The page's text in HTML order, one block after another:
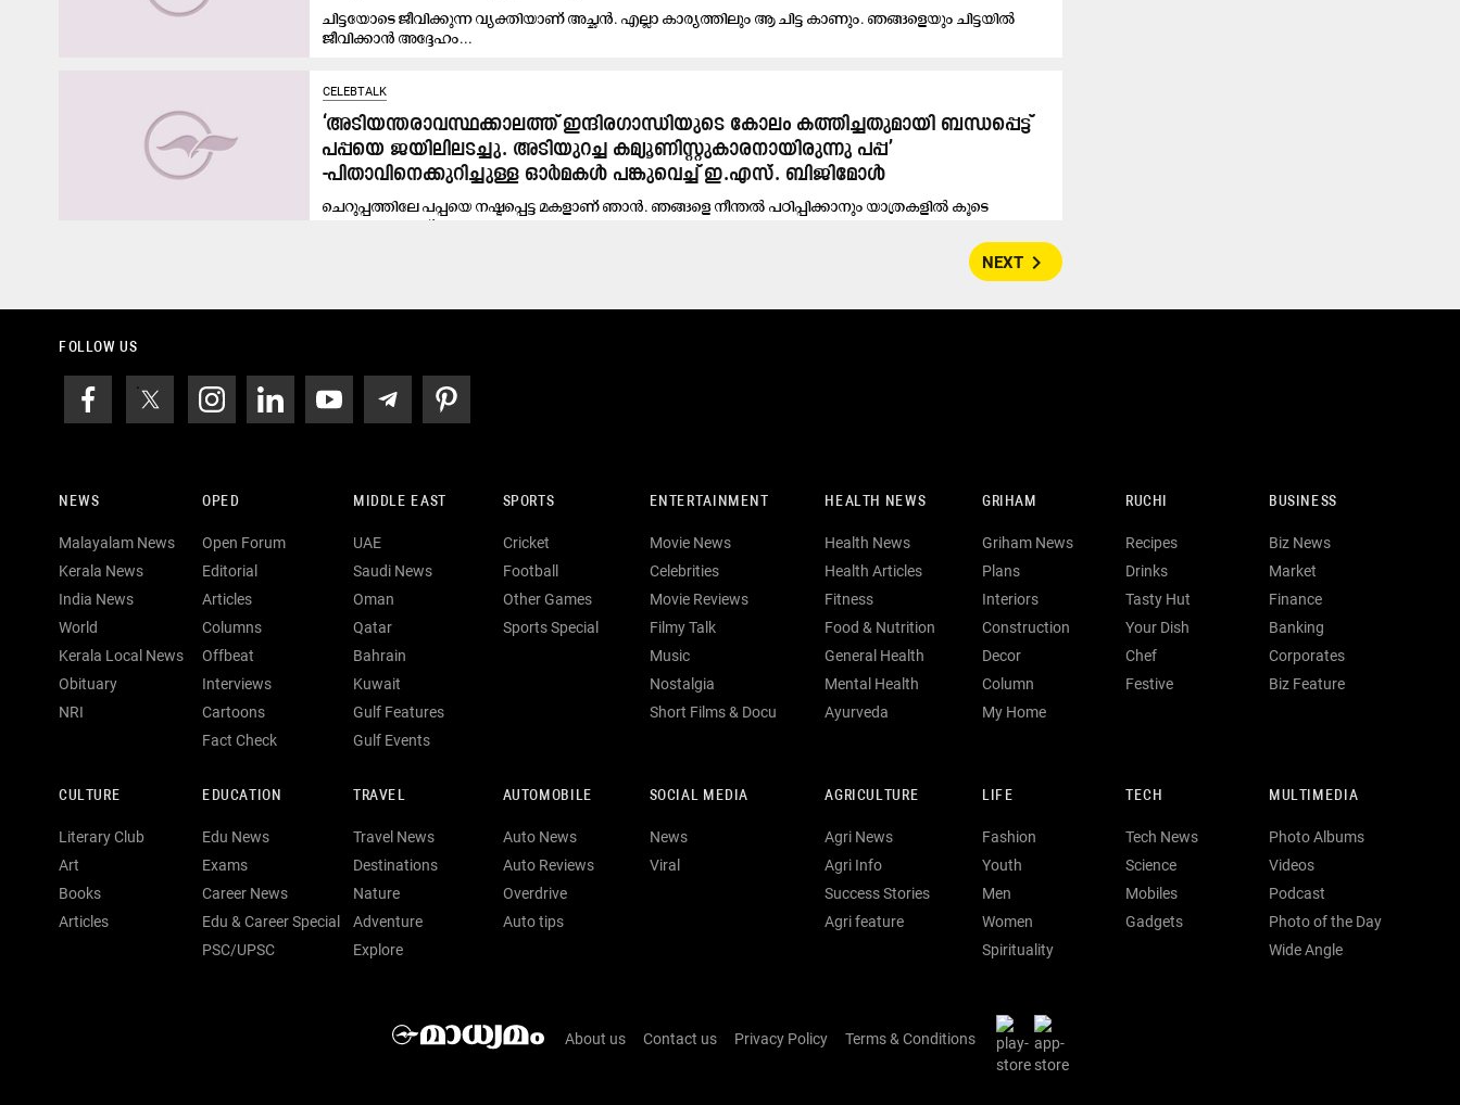
ചിട്ടയോടെ ജീവിക്കുന്ന വ്യക്തിയാണ് അച്ഛൻ. എല്ലാ കാര്യത്തിലും ആ ചിട്ട കാണും. ഞങ്ങളെയും ചിട്ടയിൽ
ജീവിക്കാൻ അദ്ദേഹം...
CELEBTALK
‘അടിയന്തരാവസ്ഥക്കാലത്ത് ഇന്ദിരഗാന്ധിയുടെ കോലം കത്തിച്ചതുമായി ബന്ധപ്പെട്ട്
പപ്പയെ ജയിലിലടച്ചു. അടിയുറച്ച കമ്യൂണിസ്റ്റുകാരനായിരുന്നു പപ്പ’
-പിതാവിനെക്കുറിച്ചുള്ള ഓർമകൾ പങ്കുവെച്ച് ഇ.എസ്. ബിജി​മോൾ
ചെറുപ്പത്തിലേ പപ്പയെ നഷ്ടപ്പെട്ട മകളാണ് ഞാൻ. ഞങ്ങളെ നീന്തൽ പഠിപ്പിക്കാനും യാത്രകളിൽ കൂടെ
കൂട്ടാനും പപ്പക്ക് വലിയ...
NEXT navigate_next
FOLLOW US
NEWS
Malayalam News
Kerala News
India News
World
Kerala Local News
Obituary
NRI
OPED
Open Forum
Editorial
Articles
Columns
Offbeat
Interviews
Cartoons
Fact Check
MIDDLE EAST
UAE
Saudi News
Oman
Qatar
Bahrain
Kuwait
Gulf Features
Gulf Events
SPORTS
Cricket
Football
Other Games
Sports Special
ENTERTAINMENT
Movie News
Celebrities
Movie Reviews
Filmy Talk
Music
Nostalgia
Short Films & Docu
HEALTH NEWS
Health News
Health Articles
Fitness
Food & Nutrition
General Health
Mental Health
Ayurveda
GRIHAM
Griham News
Plans
Interiors
Construction
Decor
Column
My Home
RUCHI
Recipes
Drinks
Tasty Hut
Your Dish
Chef
Festive
BUSINESS
Biz News
Market
Finance
Banking
Corporates
Biz Feature
CULTURE
Literary Club
Art
Books
Articles
EDUCATION
Edu News
Exams
Career News
Edu & Career Special
PSC/UPSC
TRAVEL
Travel News
Destinations
Nature
Adventure
Explore
AUTOMOBILE
Auto News
Auto Reviews
Overdrive
Auto tips
SOCIAL MEDIA
News
Viral
AGRICULTURE
Agri News
Agri Info
Success Stories
Agri feature
LIFE
Fashion
Youth
Men
Women
Spirituality
TECH
Tech News
Science
Mobiles
Gadgets
MULTIMEDIA
Photo Albums
Videos
Podcast
Photo of the Day
Wide Angle
About us Contact us Privacy Policy Terms & Conditions